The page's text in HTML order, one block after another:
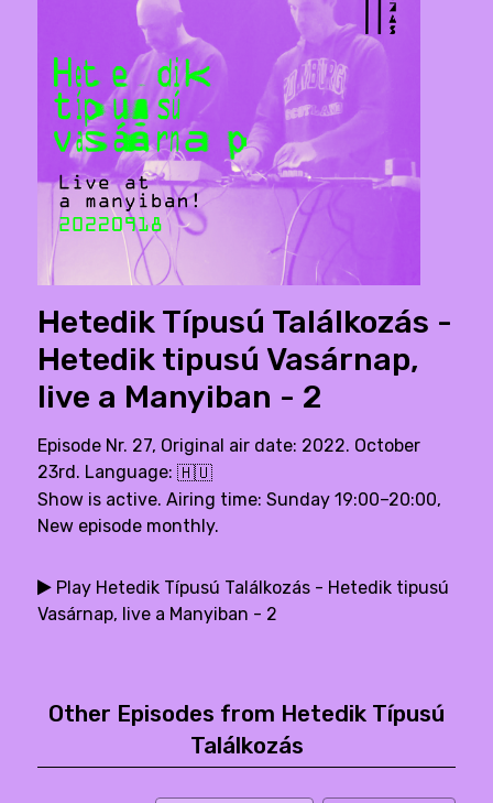
Hetedik Típusú Találkozás -
Hetedik tipusú Vasárnap,
live a Manyiban - 2
Episode Nr. 27, Original air date: 2022. October
23rd. Language: 🇭🇺
Show is active. Airing time: Sunday 19:00–20:00,
New episode monthly.
Play Hetedik Típusú Találkozás - Hetedik tipusú
Vasárnap, live a Manyiban - 2
Other Episodes from Hetedik Típusú
Találkozás